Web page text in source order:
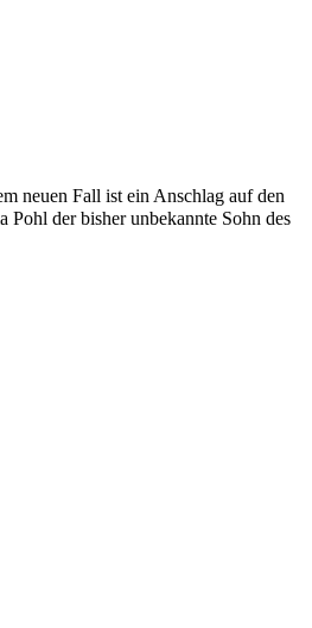
neuen Fall ist ein Anschlag auf den
der bisher unbekannte Sohn des